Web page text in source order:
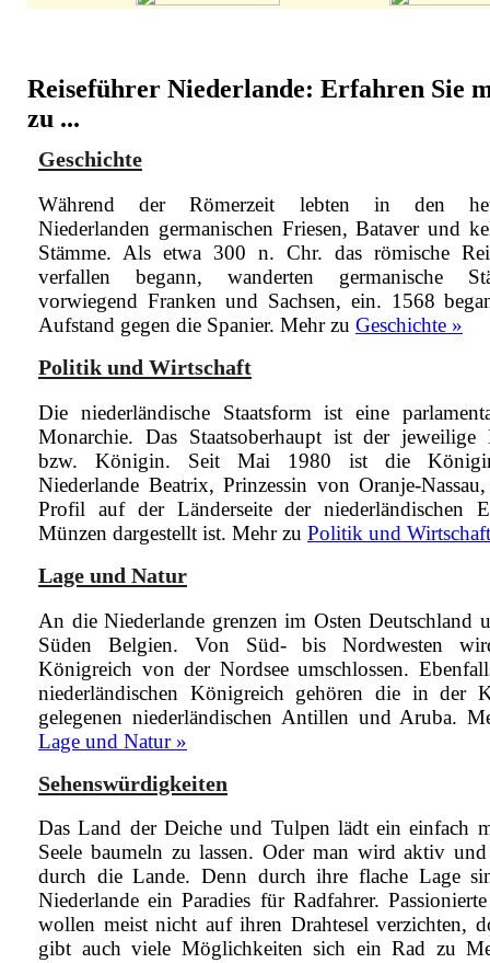
Reiseführer Niederlande: Erfahren Sie
zu ...
Geschichte
Während der Römerzeit lebten in den
Niederlanden germanischen Friesen, Bataver und
Stämme. Als etwa 300 n. Chr. das römische
verfallen begann, wanderten germanische
vorwiegend Franken und Sachsen, ein. 1568
Aufstand gegen die Spanier. Mehr zu Geschichte »
Politik und Wirtschaft
Die niederländische Staatsform ist eine
Monarchie. Das Staatsoberhaupt ist der jeweilige
bzw. Königin. Seit Mai 1980 ist die
Niederlande Beatrix, Prinzessin von Oranje-
Profil auf der Länderseite der niederländischen
Münzen dargestellt ist. Mehr zu Politik und
Lage und Natur
An die Niederlande grenzen im Osten Deutschland
Süden Belgien. Von Süd- bis Nordwesten
Königreich von der Nordsee umschlossen.
niederländischen Königreich gehören die in der
gelegenen niederländischen Antillen und Aruba.
Lage und Natur »
Sehenswürdigkeiten
Das Land der Deiche und Tulpen lädt ein einfach
Seele baumeln zu lassen. Oder man wird aktiv
durch die Lande. Denn durch ihre flache Lage
Niederlande ein Paradies für Radfahrer.
wollen meist nicht auf ihren Drahtesel verzichten,
gibt auch viele Möglichkeiten sich ein Rad zu